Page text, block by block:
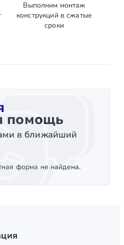
Выполним монтаж
конструкций в сжатые
сроки
помощь
в ближайший
форма не найдена.